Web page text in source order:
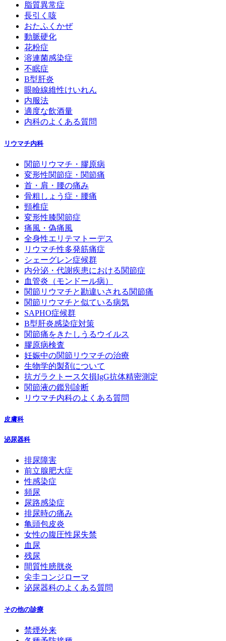
脂質異常症
長引く咳
おたふくかぜ
動脈硬化
花粉症
溶連菌感染症
不眠症
B型肝炎
眼瞼線維性けいれん
内服法
適度な飲酒量
内科のよくある質問
リウマチ内科
関節リウマチ・膠原病
変形性関節症・関節痛
首・肩・腰の痛み
骨粗しょう症・腰痛
頸椎症
変形性膝関節症
痛風・偽痛風
全身性エリテマトーデス
リウマチ性多発筋痛症
シェーグレン症候群
内分泌・代謝疾患における関節症
血管炎（モンドール病）
関節リウマチと勘違いされる関節痛
関節リウマチと似ている病気
SAPHO症候群
B型肝炎感染症対策
関節痛をきたしうるウイルス
膠原病検査
妊娠中の関節リウマチの治療
生物学的製剤について
抗ガラクトース欠損IgG抗体精密測定
関節液の鑑別診断
リウマチ内科のよくある質問
皮膚科
泌尿器科
排尿障害
前立腺肥大症
性感染症
頻尿
尿路感染症
排尿時の痛み
亀頭包皮炎
女性の腹圧性尿失禁
血尿
残尿
間質性膀胱炎
尖圭コンジローマ
泌尿器科のよくある質問
その他の診療
禁煙外来